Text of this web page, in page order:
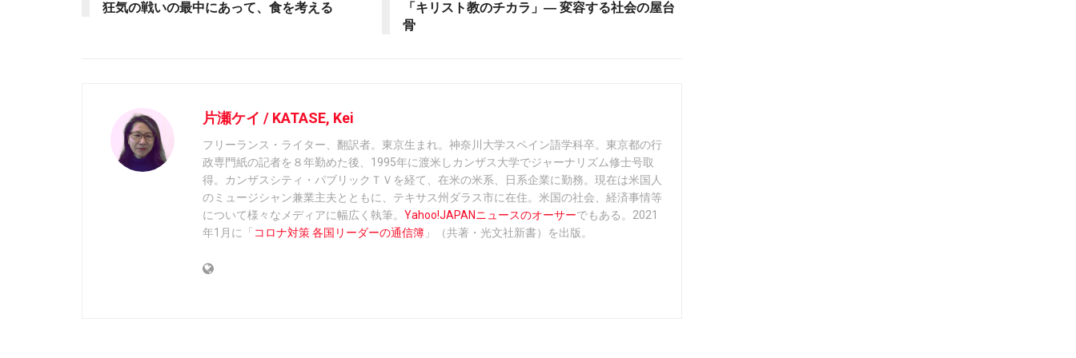
狂気の戦いの最中にあって、食を考える
「キリスト教のチカラ」― 変容する社会の屋台
骨
片瀬ケイ / KATASE, Kei
フリーランス・ライター、翻訳者。東京生まれ。神奈川大学スペイン語学科卒。東京都の行
政専門紙の記者を８年勤めた後、1995年に渡米しカンザス大学でジャーナリズム修士号取
得。カンザスシティ・パブリックＴＶを経て、在米の米系、日系企業に勤務。現在は米国人
のミュージシャン兼業主夫とともに、テキサス州ダラス市に在住。米国の社会、経済事情等
について様々なメディアに幅広く執筆。 Yahoo!JAPANニュースのオーサーでもある。2021
年1月に「 コロナ対策 各国リーダーの通信簿 」（共著・光文社新書）を出版。